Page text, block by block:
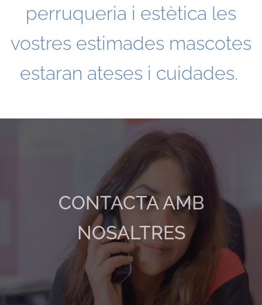
perruqueria i estètica les
vostres estimades mascotes
estaran ateses i cuidades.
CONTACTA AMB
NOSALTRES